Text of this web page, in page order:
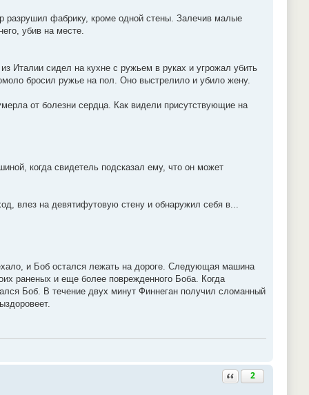
разрушил фабрику, кроме одной стены. Залечив малые
убив на месте.
Италии сидел на кухне с ружьем в руках и угрожал убить
бросил ружье на пол. Оно выстрелило и убило жену.
от болезни сердца. Как видели присутствующие на
когда свидетель подсказал ему, что он может
влез на девятифутовую стену и обнаружил себя в...
и Боб остался лежать на дороге. Следующая машина
раненых и еще более поврежденного Боба. Когда
Боб. В течение двух минут Финнеган получил сломанный
Ответить с цитатой
2